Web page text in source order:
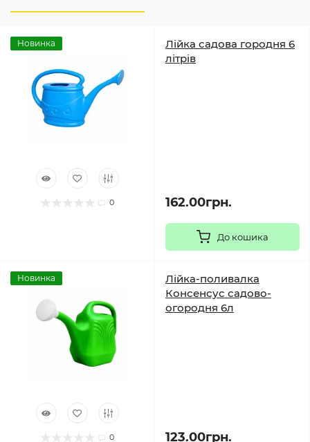
Новинка
0
Лійка садова городня 6
літрів
162.00грн.
До кошика
Новинка
0
Лійка-поливалка
Консенсус садово-
огородня 6л
123.00грн.